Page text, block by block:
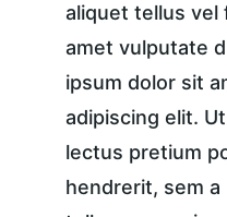
aliquet tellus vel
amet vulputate
ipsum dolor sit
adipiscing elit.
lectus pretium
hendrerit, sem